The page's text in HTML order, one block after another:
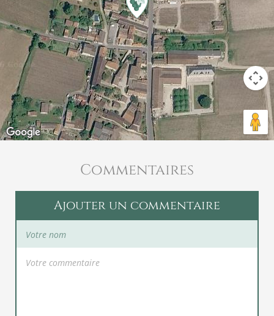
Commentaires
Ajouter un commentaire